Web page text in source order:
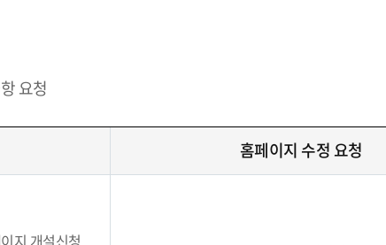
요청
홈페이지 수정 요청
지 개설신청